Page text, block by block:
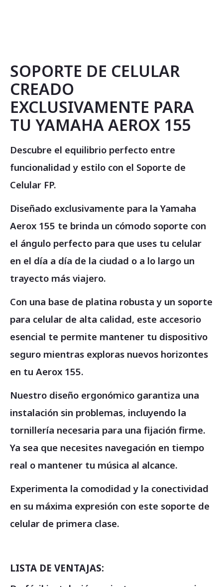
SOPORTE DE CELULAR
CREADO
EXCLUSIVAMENTE PARA
TU YAMAHA AEROX 155
Descubre el equilibrio perfecto entre
funcionalidad y estilo con el Soporte de
Celular FP.
Diseñado exclusivamente para la Yamaha
Aerox 155 te brinda un cómodo soporte con
el ángulo perfecto para que uses tu celular
en el día a día de la ciudad o a lo largo un
trayecto más viajero.
Con una base de platina robusta y un soporte
para celular de alta calidad, este accesorio
esencial te permite mantener tu dispositivo
seguro mientras exploras nuevos horizontes
en tu Aerox 155.
Nuestro diseño ergonómico garantiza una
instalación sin problemas, incluyendo la
tornillería necesaria para una fijación firme.
Ya sea que necesites navegación en tiempo
real o mantener tu música al alcance.
Experimenta la comodidad y la conectividad
en su máxima expresión con este soporte de
celular de primera clase.
LISTA DE VENTAJAS: